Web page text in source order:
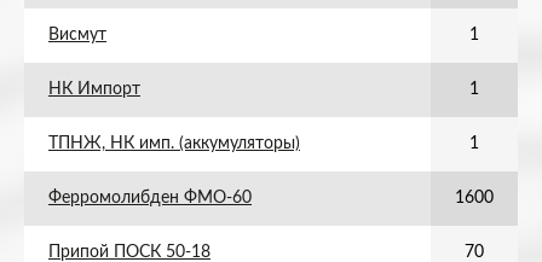
Висмут 1
НК Импорт 1
ТПНЖ, НК имп. (аккумуляторы) 1
Ферромолибден ФМО-60 1600
Припой ПОСК 50-18 70